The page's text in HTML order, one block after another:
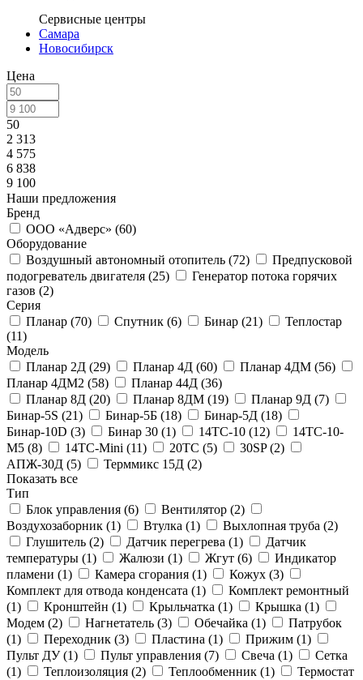
Сервисные центры
Самара
Новосибирск
Цена
50
2 313
4 575
6 838
9 100
Наши предложения
Бренд
ООО «Адверс» (60)
Оборудование
Воздушный автономный отопитель (72)
Предпусковой
подогреватель двигателя (25)
Генератор потока горячих
газов (2)
Серия
Планар (70) Спутник (6) Бинар (21)
Теплостар
(11)
Модель
Планар 2Д (29) Планар 4Д (60) Планар 4ДМ (56)
Планар 4ДМ2 (58) Планар 44Д (36)
Планар 8Д (20) Планар 8ДМ (19) Планар 9Д (7)
Бинар-5S (21) Бинар-5Б (18) Бинар-5Д (18)
Бинар-10D (3) Бинар 30 (1) 14ТС-10 (12)
14ТС-10-
М5 (8) 14ТС-Mini (11) 20ТС (5) 30SP (2)
АПЖ-30Д (5) Терммикс 15Д (2)
Показать все
Тип
Блок управления (6) Вентилятор (2)
Воздухозаборник (1) Втулка (1) Выхлопная труба (2)
Глушитель (2) Датчик перегрева (1)
Датчик
температуры (1) Жалюзи (1) Жгут (6)
Индикатор
пламени (1) Камера сгорания (1) Кожух (3)
Комплект для отвода конденсата (1)
Комплект ремонтный
(1) Кронштейн (1) Крыльчатка (1) Крышка (1)
Модем (2) Нагнетатель (3) Обечайка (1)
Патрубок
(1) Переходник (3) Пластина (1) Прижим (1)
Пульт ДУ (1) Пульт управления (7) Свеча (1)
Сетка
(1) Теплоизоляция (2) Теплообменник (1)
Термостат